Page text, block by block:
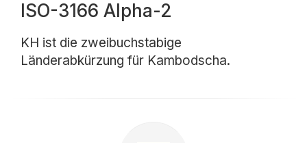
ISO-3166 Alpha-2
KH ist die zweibuchstabige
Länderabkürzung für Kambodscha.